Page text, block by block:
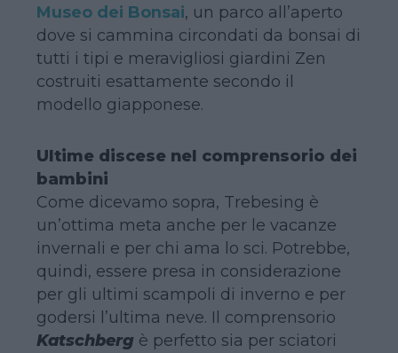
Museo dei Bonsai, un parco all’aperto
dove si cammina circondati da bonsai di
tutti i tipi e meravigliosi giardini Zen
costruiti esattamente secondo il
modello giapponese.
Ultime discese nel comprensorio dei
bambini
Come dicevamo sopra, Trebesing è
un’ottima meta anche per le vacanze
invernali e per chi ama lo sci. Potrebbe,
quindi, essere presa in considerazione
per gli ultimi scampoli di inverno e per
godersi l’ultima neve. Il comprensorio
Katschberg è perfetto sia per sciatori